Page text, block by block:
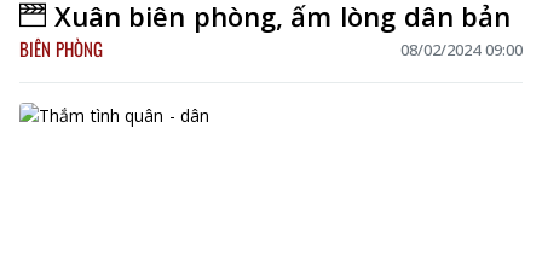
Xuân biên phòng, ấm lòng dân bản
BIÊN PHÒNG 08/02/2024 09:00